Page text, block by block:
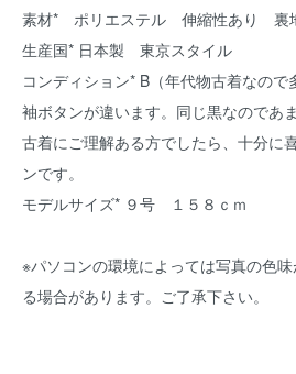
素材* ポリエステル 伸縮性あり 裏
生産国* 日本製 東京スタイル
コンディション* B（年代物古着なの
袖ボタンが違います。同じ黒なのであ
古着にご理解ある方でしたら、十分に
ンです。
モデルサイズ* ９号 １５８ｃｍ
※パソコンの環境によっては写真の色
る場合があります。ご了承下さい。